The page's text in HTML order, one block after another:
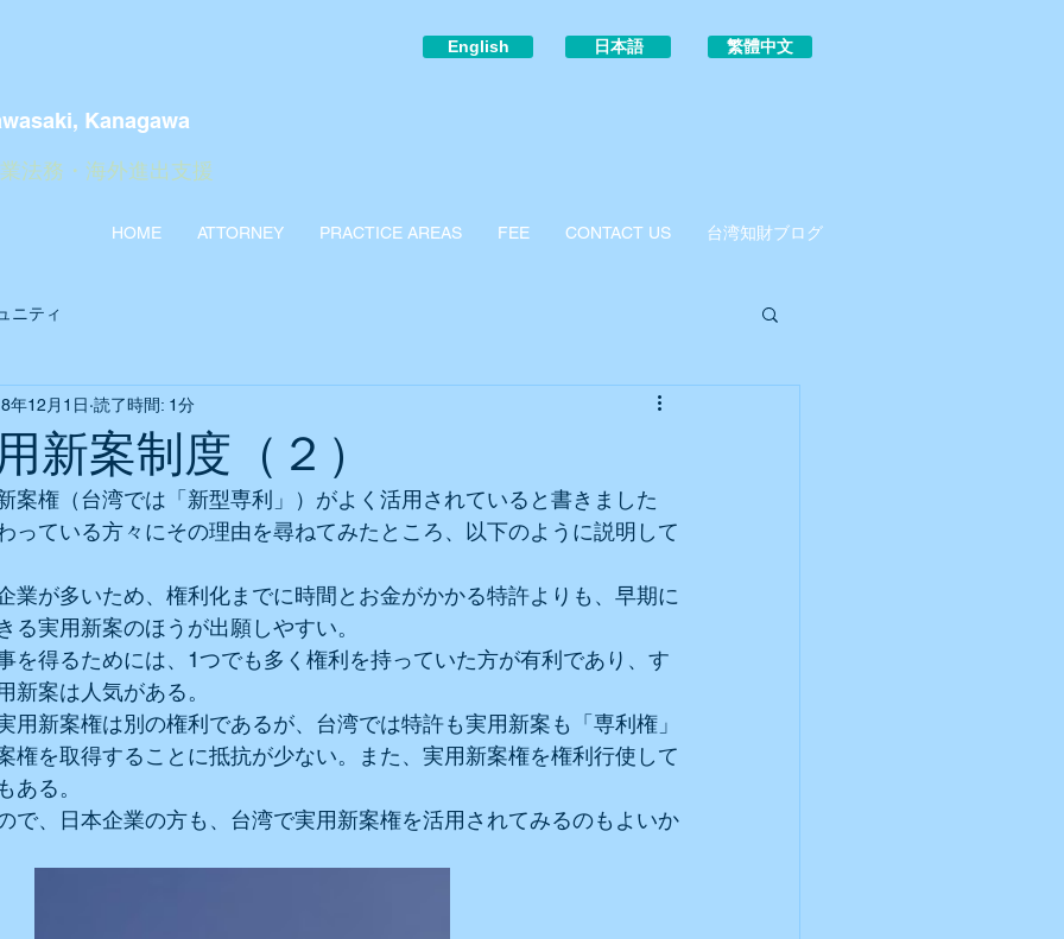
English 日本語 繁體中文
Kanagawa
法務・海外進出支援
HOME ATTORNEY PRACTICE AREAS FEE CONTACT US 台湾知財ブログ
ニティ
新案制度（２）
年12月1日 読了時間: 1分
権（台湾では「新型専利」）がよく活用されていると書きました
っている方々にその理由を尋ねてみたところ、以下のように説明して
業が多いため、権利化までに時間とお金がかかる特許よりも、早期に
る実用新案のほうが出願しやすい。
を得るためには、1つでも多く権利を持っていた方が有利であり、す
新案は人気がある。
用新案権は別の権利であるが、台湾では特許も実用新案も「専利権」
権を取得することに抵抗が少ない。また、実用新案権を権利行使して
ある。
、日本企業の方も、台湾で実用新案権を活用されてみるのもよいか